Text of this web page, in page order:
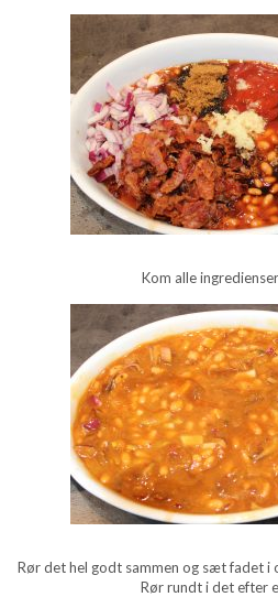
Kom alle
Rør det hel godt sammen og sæt fadet i
Rør rundt i det efter